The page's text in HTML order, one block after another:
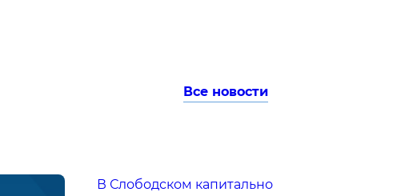
Все новости
В Слободском капитально